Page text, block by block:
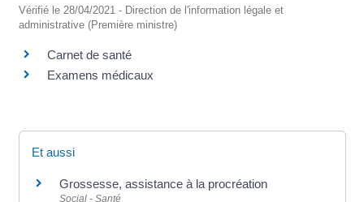
Vérifié le 28/04/2021 - Direction de l'information légale et
administrative (Première ministre)
Carnet de santé
Examens médicaux
Et aussi
Grossesse, assistance à la procréation
Social - Santé